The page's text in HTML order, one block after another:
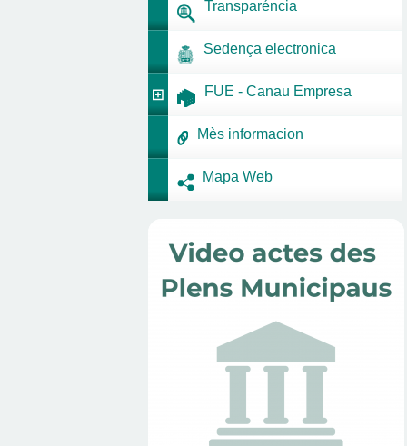
Transparéncia
Sedença electronica
FUE - Canau Empresa
Mès informacion
Mapa Web